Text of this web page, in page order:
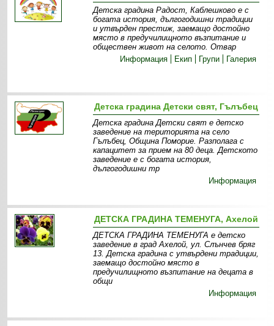
Детска градина Радост, Каблешково е с
богата история, дългогодишни традиции
и утвърден престиж, заемащо достойно
място в предучилищното възпитание и
обществен живот на селото. Отвар
Информация
Екип Групи Галерия
Детска градина Детски свят, Гълъбец
Детска градина Детски свят е детско
заведение на територията на село
Гълъбец, Община Поморие. Разполага с
капацитет за прием на 80 деца. Детското
заведение е с богата история,
дългогодишни тр
Информация
ДЕТСКА ГРАДИНА ТЕМЕНУГА, Ахелой
ДЕТСКА ГРАДИНА ТЕМЕНУГА е детско
заведение в град Ахелой, ул. Слънчев бряг
13. Детска градина с утвърдени традиции,
заемащо достойно място в
предучилищното възпитание на децата в
общи
Информация